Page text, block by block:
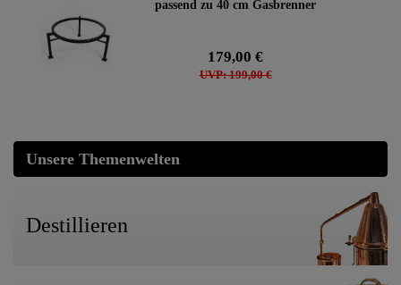
passend zu 40 cm Gasbrenner
UVP: 199,00 €
179,00 €
Unsere Themenwelten
Destillieren